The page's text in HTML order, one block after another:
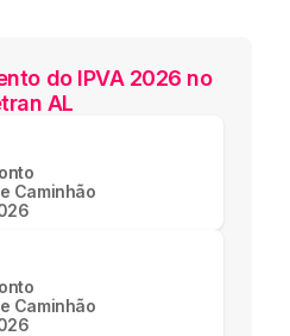
do IPVA 2026 no
AL
Caminhão
Caminhão